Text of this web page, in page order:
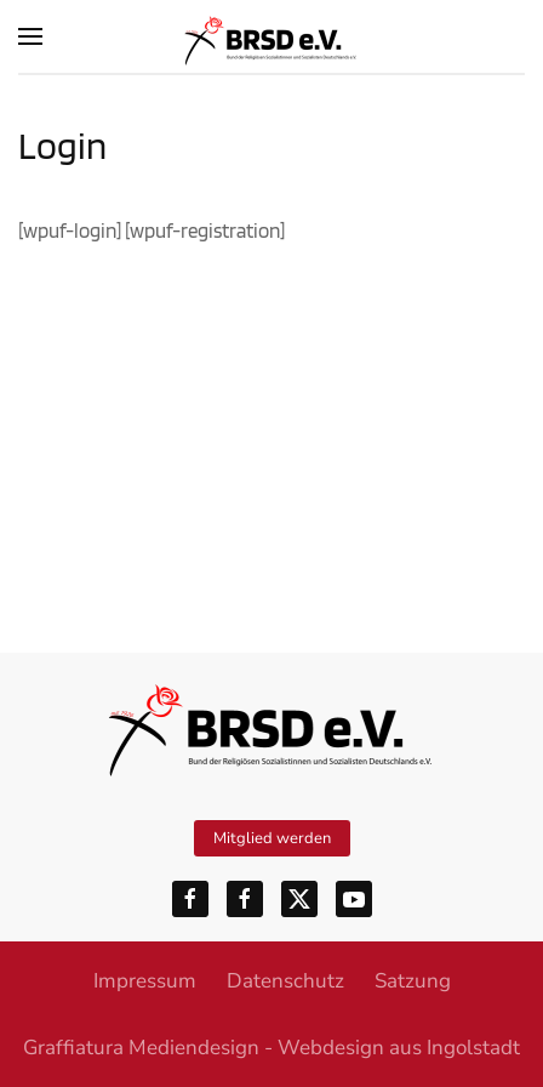
Zum Hauptinhalt springen
Login
[wpuf-login] [wpuf-registration]
Mitglied werden
Impressum Datenschutz Satzung
Graffiatura Mediendesign - Webdesign aus Ingolstadt